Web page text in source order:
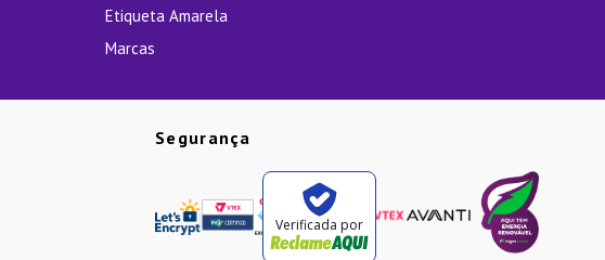
Etiqueta Amarela
Marcas
Segurança
Verificada por